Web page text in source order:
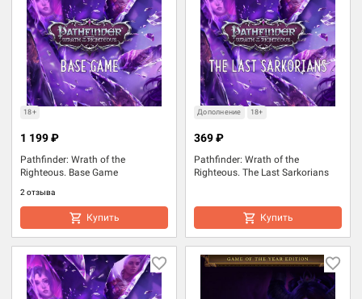
18+
Pathfinder: Wrath of the
Righteous. Base Game
2 отзыва
1 199 ₽
Купить
Дополнение 18+
Pathfinder: Wrath of the
Righteous. The Last Sarkorians
369 ₽
Купить